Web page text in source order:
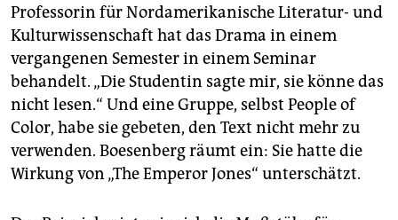
Professorin für Nordamerikanische Literatur- und
Kulturwissenschaft hat das Drama in einem
vergangenen Semester in einem Seminar
behandelt. „Die Studentin sagte mir, sie könne das
nicht lesen.“ Und eine Gruppe, selbst People of
Color, habe sie gebeten, den Text nicht mehr zu
verwenden. Boesenberg räumt ein: Sie hatte die
Wirkung von „The Emperor Jones“ unterschätzt.